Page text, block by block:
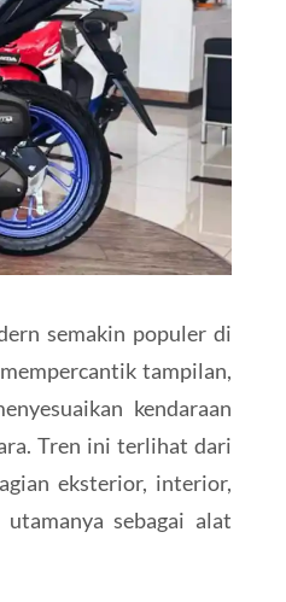
semakin populer di
tampilan,
kendaraan
Tren ini terlihat dari
eksterior, interior,
sebagai alat